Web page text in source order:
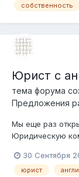
в собственность
Юрист с
тема форума
Предложения
Мы еще раз
Юридическую
отправлять
хотя бы на
30 Сентября
юрист